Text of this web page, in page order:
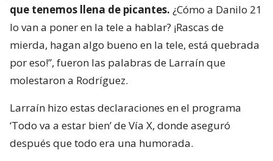
que tenemos llena de picantes. ¿Cómo a Danilo 21
lo van a poner en la tele a hablar? ¡Rascas de
mierda, hagan algo bueno en la tele, está quebrada
por eso!”, fueron las palabras de Larraín que
molestaron a Rodríguez.
Larraín hizo estas declaraciones en el programa
‘Todo va a estar bien’ de Vía X, donde aseguró
después que todo era una humorada.